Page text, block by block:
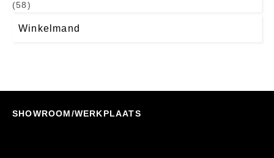
(58)
Winkelmand
SHOWROOM/WERKPLAATS